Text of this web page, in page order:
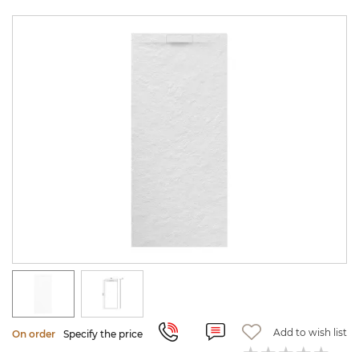
On order Specify the price Add to wish list